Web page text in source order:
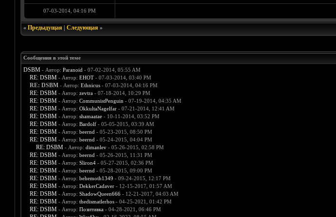
07-03-2014, 04:16 PM
« Предыдущая| Следующая»
Сообщения в этой теме
DSBM - Автор: Paranoid - 07-02-2014, 05:55 AM
RE: DSBM - Автор: EHOT- 07-03-2014, 03:40 PM
RE: DSBM - Автор: Ethnicus- 07-03-2014, 04:16 PM
RE: DSBM - Автор: zevtra- 07-18-2014, 10:29 PM
RE: DSBM - Автор: CommunistPenguin - 07-19-2014, 04:35 AM
RE: DSBM - Автор: OkkultaNagelfar- 07-21-2014, 12:41 AM
RE: DSBM - Автор: shamaatae- 10-11-2014, 03:52 PM
RE: DSBM - Автор: Bardolf- 05-05-2015, 03:39 AM
RE: DSBM - Автор: beernd - 05-23-2015, 08:50 PM
RE: DSBM - Автор: beernd - 05-24-2015, 04:04 PM
RE: DSBM - Автор: dimanlev- 05-26-2015, 02:58 PM
RE: DSBM - Автор: beernd - 05-26-2015, 11:31 PM
RE: DSBM - Автор: Sliron4- 05-27-2015, 02:36 PM
RE: DSBM - Автор: beernd - 05-28-2015, 09:00 PM
RE: DSBM - Автор: behemoth1349 - 09-24-2015, 12:17 PM
RE: DSBM - Автор: DekkerCadaver- 12-15-2017, 01:57 AM
RE: DSBM - Автор: ShadowQueen666- 12-21-2017, 04:03 AM
RE: DSBM - Автор: thedismatlerhos- 04-25-2021, 01:42 PM
RE: DSBM - Автор: Позитивка- 04-28-2021, 06:46 PM